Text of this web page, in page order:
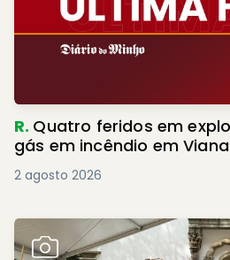
R. Quatro feridos em
gás em incêndio em
2 agosto 2026